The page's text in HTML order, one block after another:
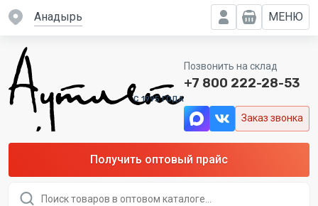
Анадырь МЕНЮ
C 1995 ГОДА
Позвонить на склад
+7 800 222-28-53
Заказ звонка
Получить оптовый прайс
товаров